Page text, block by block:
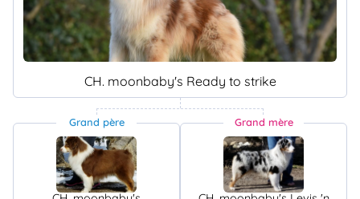
CH. moonbaby's Ready to strike
Grand père Grand mère